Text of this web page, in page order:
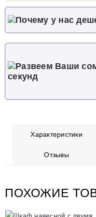
Характеристики
Отзывы
ПОХОЖИЕ